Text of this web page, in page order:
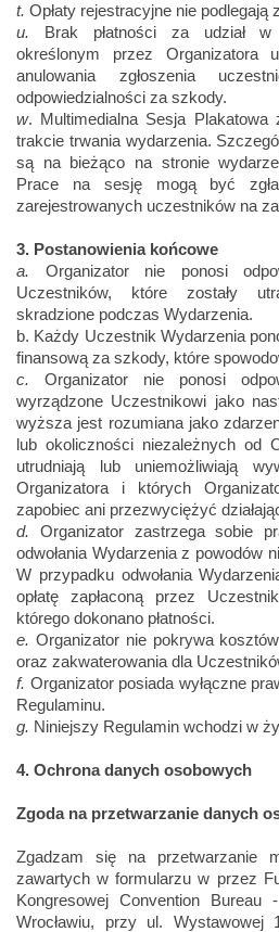
t. Opłaty rejestracyjne nie podlegają
u. Brak płatności za udział w
określonym przez Organizatora
anulowania zgłoszenia
odpowiedzialności za szkody.
w. Multimedialna Sesja Plakatowa
trakcie trwania wydarzenia.
są na bieżąco na stronie
Prace na sesję mogą być
zarejestrowanych uczestników na
3. Postanowienia końcowe
a. Organizator nie ponosi
Uczestników, które zostały
skradzione podczas Wydarzenia.
b. Każdy Uczestnik Wydarzenia
finansową za szkody, które
c. Organizator nie ponosi
wyrządzone Uczestnikowi jako
wyższa jest rozumiana jako
lub okoliczności niezależnych od
utrudniają lub uniemożliwiają
Organizatora i których
zapobiec ani przezwyciężyć
d. Organizator zastrzega sobie
odwołania Wydarzenia z powodów
W przypadku odwołania
opłatę zapłaconą przez
którego dokonano płatności.
e. Organizator nie pokrywa
oraz zakwaterowania dla
f. Organizator posiada wyłączne
Regulaminu.
g. Niniejszy Regulamin wchodzi w
4. Ochrona danych osobowych
Zgoda na przetwarzanie danych
Zgadzam się na przetwarzanie
zawartych w formularzu w przez
Kongresowej Convention
Wrocławiu, przy ul. Wystawowej